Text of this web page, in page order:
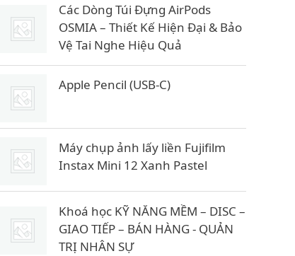
Các Dòng Túi Đựng AirPods
OSMIA – Thiết Kế Hiện Đại & Bảo
Vệ Tai Nghe Hiệu Quả
Apple Pencil (USB-C)
Máy chụp ảnh lấy liền Fujifilm
Instax Mini 12 Xanh Pastel
Khoá học KỸ NĂNG MỀM – DISC –
GIAO TIẾP – BÁN HÀNG - QUẢN
TRỊ NHÂN SỰ